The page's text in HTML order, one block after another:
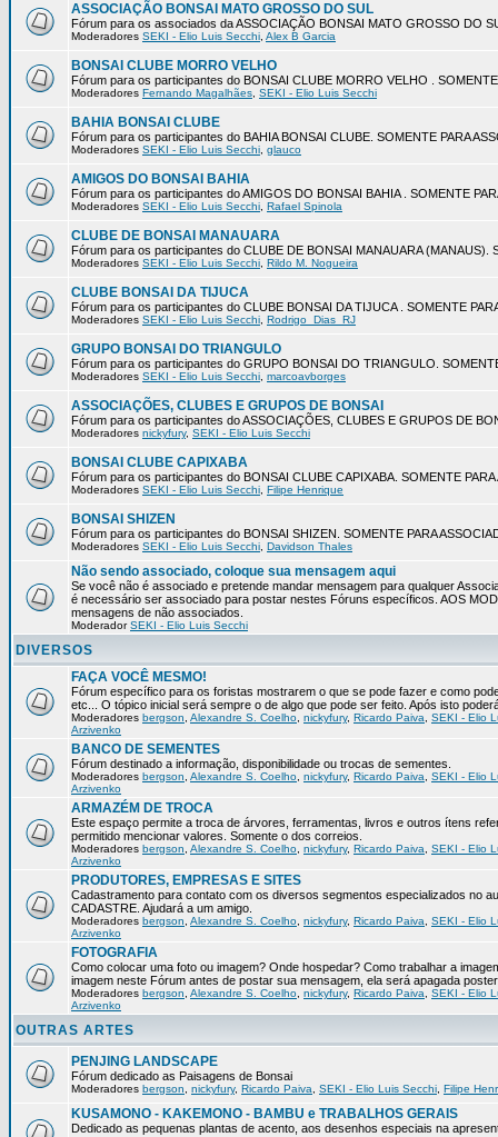
ASSOCIAÇÃO BONSAI MATO GROSSO DO SUL
Fórum para os associados da ASSOCIAÇÃO BONSAI MATO GROSSO DO
Moderadores SEKI - Elio Luis Secchi Alex B Garcia
BONSAI CLUBE MORRO VELHO
Fórum para os participantes do BONSAI CLUBE MORRO VELHO .
Moderadores Fernando Magalhães SEKI - Elio Luis Secchi
BAHIA BONSAI CLUBE
Fórum para os participantes do BAHIA BONSAI CLUBE. SOMENTE PARA
Moderadores SEKI - Elio Luis Secchi glauco
AMIGOS DO BONSAI BAHIA
Fórum para os participantes do AMIGOS DO BONSAI BAHIA . SOMENTE
Moderadores SEKI - Elio Luis Secchi Rafael Spinola
CLUBE DE BONSAI MANAUARA
Fórum para os participantes do CLUBE DE BONSAI MANAUARA (MANAUS).
Moderadores SEKI - Elio Luis Secchi Rildo M. Nogueira
CLUBE BONSAI DA TIJUCA
Fórum para os participantes do CLUBE BONSAI DA TIJUCA . SOMENTE
Moderadores SEKI - Elio Luis Secchi Rodrigo_Dias_RJ
GRUPO BONSAI DO TRIANGULO
Fórum para os participantes do GRUPO BONSAI DO TRIANGULO.
Moderadores SEKI - Elio Luis Secchi marcoavborges
ASSOCIAÇÕES, CLUBES E GRUPOS DE BONSAI
Fórum para os participantes do ASSOCIAÇÕES, CLUBES E GRUPOS DE
Moderadores nickyfury, SEKI - Elio Luis Secchi
BONSAI CLUBE CAPIXABA
Fórum para os participantes do BONSAI CLUBE CAPIXABA. SOMENTE
Moderadores SEKI - Elio Luis Secchi Filipe Henrique
BONSAI SHIZEN
Fórum para os participantes do BONSAI SHIZEN. SOMENTE PARA
Moderadores SEKI - Elio Luis Secchi Davidson Thales
Não sendo associado, coloque sua mensagem aqui
Se você não é associado e pretende mandar mensagem para qualquer
é necessário ser associado para postar nestes Fóruns específicos. AOS
mensagens de não associados.
ModeradorSEKI - Elio Luis Secchi
DIVERSOS
FAÇA VOCÊ MESMO!
Fórum específico para os foristas mostrarem o que se pode fazer e como
etc... O tópico inicial será sempre o de algo que pode ser feito. Após isto
Moderadores bergson Alexandre S. Coelho nickyfury, Ricardo Paiva
SEKI - Elio
Arzivenko
BANCO DE SEMENTES
Fórum destinado a informação, disponibilidade ou trocas de sementes.
Moderadores bergson Alexandre S. Coelho nickyfury, Ricardo Paiva
SEKI - Elio
Arzivenko
ARMAZÉM DE TROCA
Este espaço permite a troca de árvores, ferramentas, livros e outros ítens
permitido mencionar valores. Somente o dos correios.
Moderadores bergson Alexandre S. Coelho nickyfury, Ricardo Paiva
SEKI - Elio
Arzivenko
PRODUTORES, EMPRESAS E SITES
Cadastramento para contato com os diversos segmentos especializados no
CADASTRE. Ajudará a um amigo.
Moderadores bergson Alexandre S. Coelho nickyfury, Ricardo Paiva
SEKI - Elio
Arzivenko
FOTOGRAFIA
Como colocar uma foto ou imagem? Onde hospedar? Como trabalhar a
imagem neste Fórum antes de postar sua mensagem, ela será apagada
Moderadores bergson Alexandre S. Coelho nickyfury, Ricardo Paiva
SEKI - Elio
Arzivenko
OUTRAS ARTES
PENJING LANDSCAPE
Fórum dedicado as Paisagens de Bonsai
Moderadores bergson nickyfury, Ricardo Paiva SEKI - Elio Luis Secchi Filipe
KUSAMONO - KAKEMONO - BAMBU e TRABALHOS GERAIS
Dedicado as pequenas plantas de acento, aos desenhos especiais na